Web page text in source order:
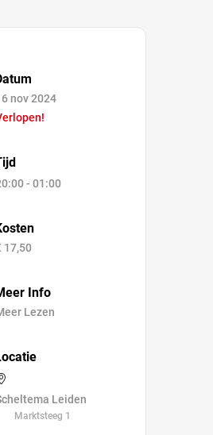
nov 2024
- 01:00
17,50
Info
Lezen
Leiden
Marktsteeg 1